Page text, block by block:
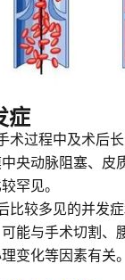
症
术过程中及术后
央动脉阻塞、皮
罕见。
比较多见的并发
能与手术切割、
变化等因素有关。